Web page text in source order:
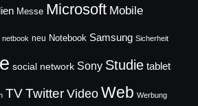
Messe Microsoft Mobile
netbook neu Notebook Samsung Sicherheit
social network Sony Studie tablet
TVTwitter Video Web Werbung